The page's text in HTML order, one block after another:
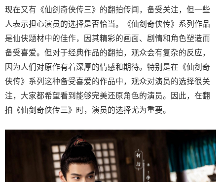
现在又有《仙剑奇侠传三》的翻拍传闻，备受关注，但一些
人表示担心演员的选择是否恰当。《仙剑奇侠传》系列作品
是仙侠题材中的佳作，因其精彩的画面、剧情和角色塑造而
备受喜爱。但对于经典作品的翻拍，观众会有复杂的反应，
因为人们对原作有着深厚的情感和期待。特别是在《仙剑奇
侠传》系列这种备受喜爱的作品中，观众对演员的选择很关
注，大家都希望看到能够完美还原角色的演员。因此，在翻
拍《仙剑奇侠传三》时，演员的选择尤为重要。